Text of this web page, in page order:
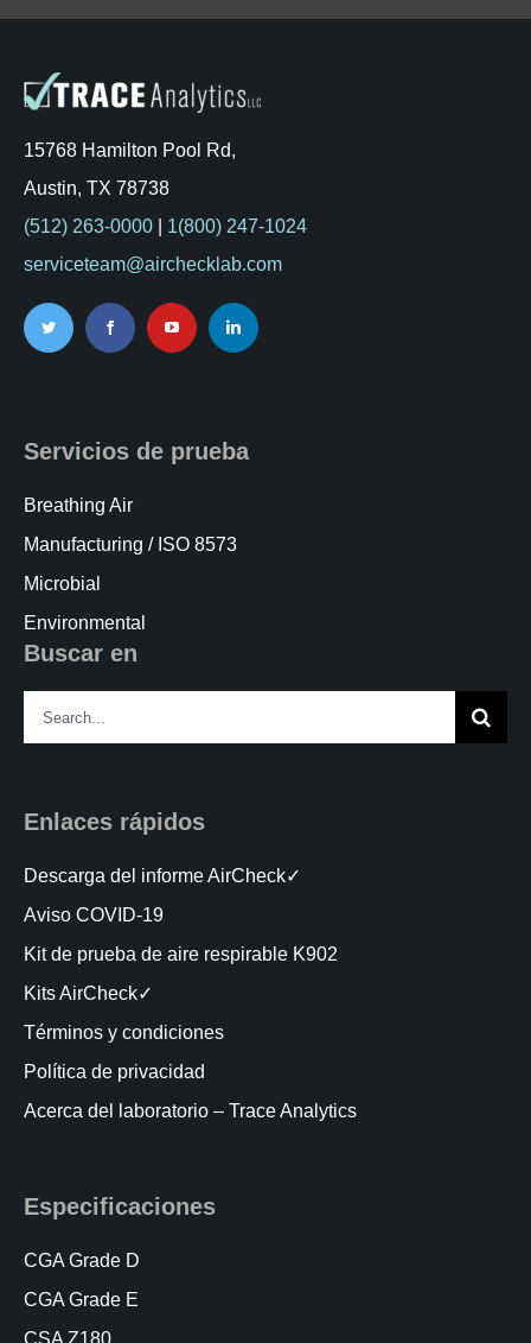
15768 Hamilton Pool Rd,
Austin, TX 78738
(512) 263-0000| 1(800) 247-1024
serviceteam@airchecklab.com
Servicios de prueba
Breathing Air
Manufacturing / ISO 8573
Microbial
Environmental
Buscar en
Search
for:
Enlaces rápidos
Descarga del informe AirCheck✓
Aviso COVID-19
Kit de prueba de aire respirable K902
Kits AirCheck✓
Términos y condiciones
Política de privacidad
Acerca del laboratorio – Trace Analytics
Especificaciones
CGA Grade D
CGA Grade E